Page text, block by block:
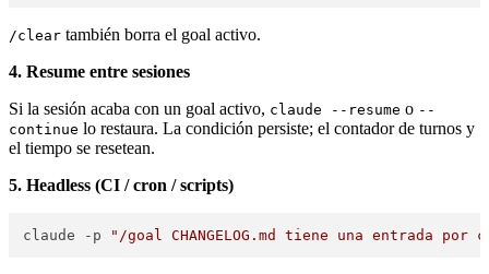
/clear también borra el goal activo.
4. Resume entre sesiones
Si la sesión acaba con un goal activo, claude --resume o --
continue lo restaura. La condición persiste; el contador de turnos y
el tiempo se resetean.
5. Headless (CI / cron / scripts)
claude -p "/goal CHANGELOG.md tiene una entrada por